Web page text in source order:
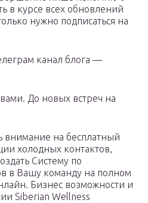
в курсе всех обновлений
нужно подписаться на
канал блога —
До новых встреч на
внимание на бесплатный
холодных контактов,
Систему по
в Вашу команду на полном
Бизнес возможности и
Siberian Wellness